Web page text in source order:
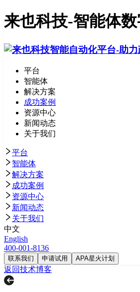
来也科技-智能体
平台
智能体
解决方案
成功案例
资源中心
新闻动态
关于我们
平台
智能体
解决方案
成功案例
资源中心
新闻动态
关于我们
中文
English
400-001-8136
联系我们 申请试用 APA星火计划
返回技术博客